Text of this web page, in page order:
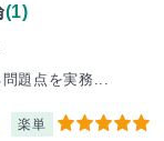
(1)
題点を実務...
楽単 5